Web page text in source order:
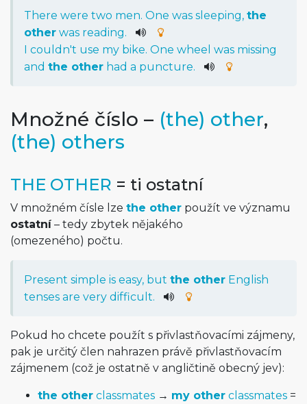
There were two men. One was sleeping, the
other was reading.
I could n't use my bike. One wheel was missing
and the other had a puncture.
Množné číslo – (the) other,
(the) others
THE OTHER = ti ostatní
V množném čísle lze the other použít ve významu
ostatní– tedy zbytek nějakého
(omezeného) počtu.
Present simple is easy, but the other English
tenses are very difficult.
Pokud ho chcete použít s přivlastňovacími zájmeny,
pak je určitý člen nahrazen právě přivlastňovacím
zájmenem (což je ostatně v angličtině obecný jev):
the other classmates → my other classmates =